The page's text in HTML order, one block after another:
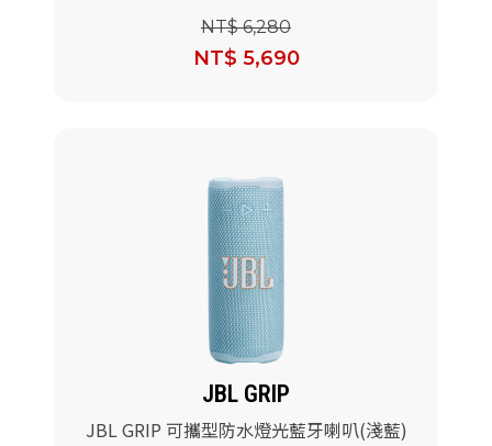
(Tomorrowland聯名版)
NT$ 6,280
NT$ 5,690
JBL GRIP
JBL GRIP 可攜型防水燈光藍牙喇叭(淺藍)